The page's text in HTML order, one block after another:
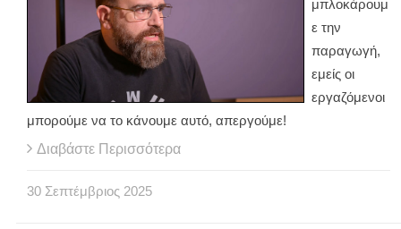
μπλοκάρουμ
ε την
παραγωγή,
εμείς οι
εργαζόμενοι
μπορούμε να το κάνουμε αυτό, απεργούμε!
Διαβάστε Περισσότερα
30 Σεπτέμβριος 2025